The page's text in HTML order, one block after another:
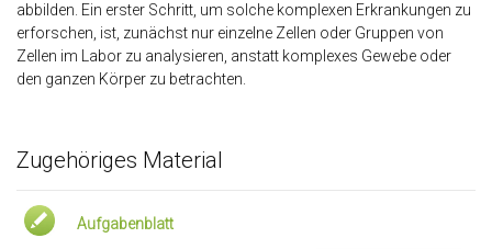
abbilden. Ein erster Schritt, um solche komplexen Erkrankungen zu
erforschen, ist, zunächst nur einzelne Zellen oder Gruppen von
Zellen im Labor zu analysieren, anstatt komplexes Gewebe oder
den ganzen Körper zu betrachten.
Zugehöriges Material
Aufgabenblatt